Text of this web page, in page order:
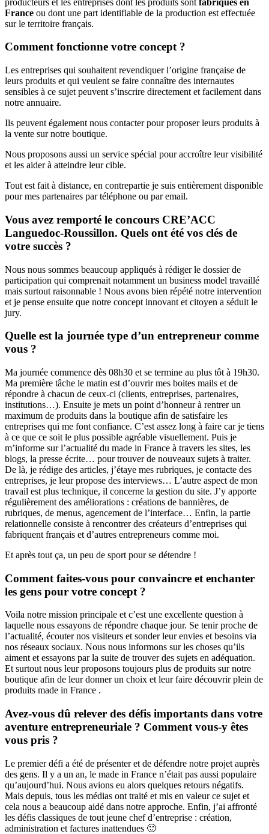
France ou dont une part identifiable de la production est effectuée
sur le territoire français.
Comment fonctionne votre concept ?
Les entreprises qui souhaitent revendiquer l’origine française de
leurs produits et qui veulent se faire connaître des internautes
sensibles à ce sujet peuvent s’inscrire directement et facilement dans
notre annuaire.
Ils peuvent également nous contacter pour proposer leurs produits à
la vente sur notre boutique.
Nous proposons aussi un service spécial pour accroître leur visibilité
et les aider à atteindre leur cible.
Tout est fait à distance, en contrepartie je suis entièrement disponible
pour mes partenaires par téléphone ou par email.
Vous avez remporté le concours CRE’ACC
Languedoc-Roussillon. Quels ont été vos clés de
votre succès ?
Nous nous sommes beaucoup appliqués à rédiger le dossier de
participation qui comprenait notamment un business model travaillé
mais surtout raisonnable ! Nous avons bien répété notre intervention
et je pense ensuite que notre concept innovant et citoyen a séduit le
jury.
Quelle est la journée type d’un entrepreneur comme
vous ?
Ma journée commence dès 08h30 et se termine au plus tôt à 19h30.
Ma première tâche le matin est d’ouvrir mes boites mails et de
répondre à chacun de ceux-ci (clients, entreprises, partenaires,
institutions…). Ensuite je mets un point d’honneur à rentrer un
maximum de produits dans la boutique afin de satisfaire les
entreprises qui me font confiance. C’est assez long à faire car je tiens
à ce que ce soit le plus possible agréable visuellement. Puis je
m’informe sur l’actualité du made in France à travers les sites, les
blogs, la presse écrite… pour trouver de nouveaux sujets à traiter.
De là, je rédige des articles, j’étaye mes rubriques, je contacte des
entreprises, je leur propose des interviews… L’autre aspect de mon
travail est plus technique, il concerne la gestion du site. J’y apporte
régulièrement des améliorations : créations de bannières, de
rubriques, de menus, agencement de l’interface… Enfin, la partie
relationnelle consiste à rencontrer des créateurs d’entreprises qui
fabriquent français et d’autres entrepreneurs comme moi.
Et après tout ça, un peu de sport pour se détendre !
Comment faites-vous pour convaincre et enchanter
les gens pour votre concept ?
Voila notre mission principale et c’est une excellente question à
laquelle nous essayons de répondre chaque jour. Se tenir proche de
l’actualité, écouter nos visiteurs et sonder leur envies et besoins via
nos réseaux sociaux. Nous nous informons sur les choses qu’ils
aiment et essayons par la suite de trouver des sujets en adéquation.
Et surtout nous leur proposons toujours plus de produits sur notre
boutique afin de leur donner un choix et leur faire découvrir plein de
produits made in France .
Avez-vous dû relever des défis importants dans votre
aventure entrepreneuriale ? Comment vous-y êtes
vous pris ?
Le premier défi a été de présenter et de défendre notre projet auprès
des gens. Il y a un an, le made in France n’était pas aussi populaire
qu’aujourd’hui. Nous avions eu alors quelques retours négatifs.
Mais depuis, tous les médias ont traité et mis en valeur ce sujet et
cela nous a beaucoup aidé dans notre approche. Enfin, j’ai affronté
les défis classiques de tout jeune chef d’entreprise : création,
administration et factures inattendues 🙂